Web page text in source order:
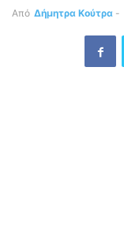
Από Δήμητρα Κούτρα -